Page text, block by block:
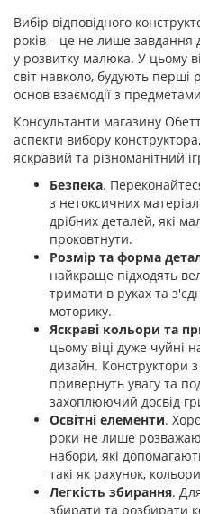
Вибір відповідного
років – це не лише завдання
у розвитку малюка. У цьому
світ навколо, будують перші
основ взаємодії з
Консультанти магазину
аспекти вибору
яскравий та різноманітний
Безпека.
з нетоксичних
дрібних деталей, які
проковтнути.
Розмір та форма
найкраще підходять
тримати в руках та
моторику.
Яскраві кольори та
цьому віці дуже чуйні
дизайн. Конструктори
привернуть увагу та
захоплюючий досвід
Освітні елементи.
роки не лише
набори, які
такі як рахунок,
Легкість збирання.
збирати та розбирати